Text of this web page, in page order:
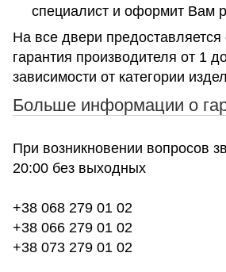
специалист и оформит Вам
На все двери
гарантия производителя от 1
зависимости от категории
Больше информации о
При возникновении вопросов
20:00 без выходных
+38 068 279 01 02
+38 066 279 01 02
+38 073 279 01 02